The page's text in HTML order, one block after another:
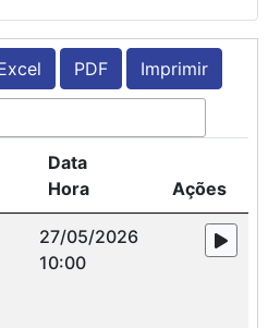
PDF Imprimir
Data
Hora
Ações
27/05/2026
10:00